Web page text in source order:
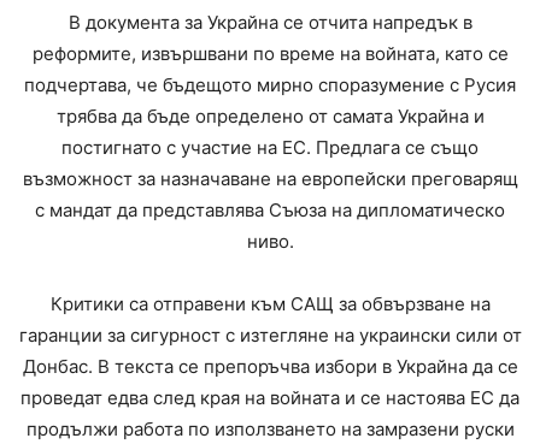
В документа за Украйна се отчита напредък в
реформите, извършвани по време на войната, като се
подчертава, че бъдещото мирно споразумение с Русия
трябва да бъде определено от самата Украйна и
постигнато с участие на ЕС. Предлага се също
възможност за назначаване на европейски преговарящ
с мандат да представлява Съюза на дипломатическо
ниво.
Критики са отправени към САЩ за обвързване на
гаранции за сигурност с изтегляне на украински сили от
Донбас. В текста се препоръчва избори в Украйна да се
проведат едва след края на войната и се настоява ЕС да
продължи работа по използването на замразени руски